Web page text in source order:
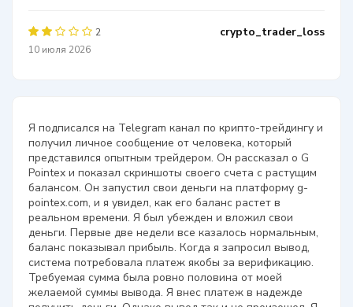
2
10 июля 2026
crypto_trader_loss
Я подписался на Telegram канал по крипто-трейдингу и
получил личное сообщение от человека, который
представился опытным трейдером. Он рассказал о G
Pointex и показал скриншоты своего счета с растущим
балансом. Он запустил свои деньги на платформу g-
pointex.com, и я увидел, как его баланс растет в
реальном времени. Я был убежден и вложил свои
деньги. Первые две недели все казалось нормальным,
баланс показывал прибыль. Когда я запросил вывод,
система потребовала платеж якобы за верификацию.
Требуемая сумма была ровно половина от моей
желаемой суммы вывода. Я внес платеж в надежде